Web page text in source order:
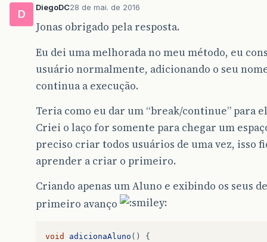
D
DiegoDC28 de mai. de 2016
Jonas obrigado pela resposta.
Eu dei uma melhorada no meu método, eu
usuário normalmente, adicionando o seu
continua a execução.
Teria como eu dar um “break/continue” para
Criei o laço for somente para chegar um
preciso criar todos usuários de uma vez, isso
aprender a criar o primeiro.
Criando apenas um Aluno e exibindo os seus
primeiro avanço
void adicionaAluno () {